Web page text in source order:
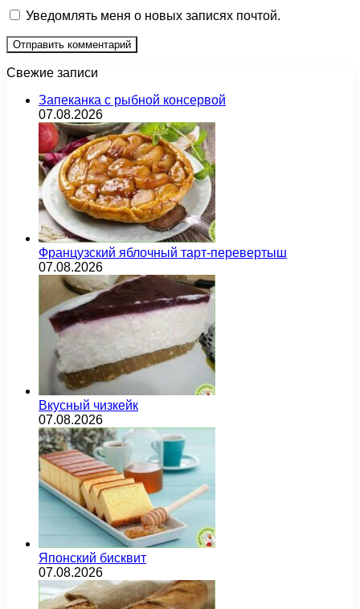
Уведомлять меня о новых записях почтой.
Свежие записи
Запеканка с рыбной консервой
07.08.2026
Французский яблочный тарт-перевертыш
07.08.2026
Вкусный чизкейк
07.08.2026
Японский бисквит
07.08.2026